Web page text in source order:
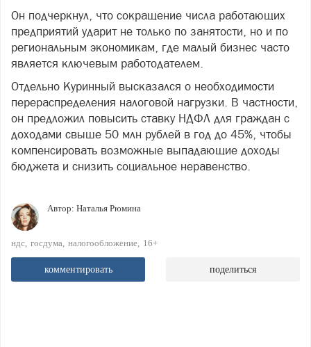
Он подчеркнул, что сокращение числа работающих
предприятий ударит не только по занятости, но и по
региональным экономикам, где малый бизнес часто
является ключевым работодателем.
Отдельно Куринный высказался о необходимости
перераспределения налоговой нагрузки. В частности,
он предложил повысить ставку НДФЛ для граждан с
доходами свыше 50 млн рублей в год до 45%, чтобы
компенсировать возможные выпадающие доходы
бюджета и снизить социальное неравенство.
Автор: Наталья Рюмина
ндс госдума налогообложение 16+
комментировать поделиться